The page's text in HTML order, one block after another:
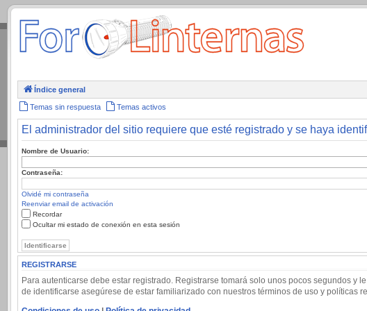
.
Índice general
Temas sin respuesta Temas activos
El administrador del sitio requiere que esté registrado y se haya
Nombre de Usuario:
Contraseña:
Olvidé mi contraseña
Reenviar email de activación
Recordar
Ocultar mi estado de conexión en esta sesión
REGISTRARSE
Para autenticarse debe estar registrado. Registrarse tomará solo unos pocos segundos
de identificarse asegúrese de estar familiarizado con nuestros términos de uso y políticas